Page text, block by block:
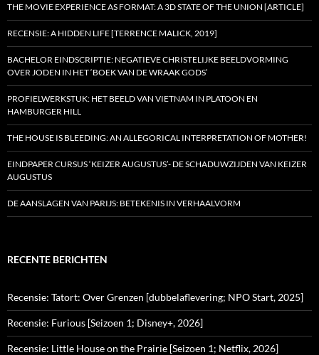
THE MOVIE EXPERIENCE AS FORMAT: A 3D STATE OF THE UNION [ARTICLE]
RECENSIE: A HIDDEN LIFE [TERRENCE MALICK, 2019]
BACHELOR EINDSCRIPTIE: NEGATIEVE CHRISTELIJKE BEELDVORMING
OVER JODEN IN HET ‘BOEK VAN DE WRAAK GODS’
PROFIELWERKSTUK: HET BEELD VAN VIETNAM IN PLATOON EN
HAMBURGER HILL
THE HOUSE IS BLEEDING: AN ALLEGORICAL INTERPRETATION OF MOTHER!
EINDPAPER CURSUS ‘KEIZER AUGUSTUS’- DE SCHADUWZIJDEN VAN KEIZER
AUGUSTUS
DE AANSLAGEN VAN PARIJS: BETEKENIS IN VERHAALVORM
RECENTE BERICHTEN
Recensie: Tatort: Over Grenzen [dubbelaflevering; NPO Start, 2025]
Recensie: Furious [Seizoen 1; Disney+, 2026]
Recensie: Little House on the Prairie [Seizoen 1; Netflix, 2026]